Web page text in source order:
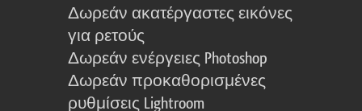
Δωρεάν ακατέργαστες εικόνες
για ρετούς
Δωρεάν ενέργειες Photoshop
Δωρεάν προκαθορισμένες
ρυθμίσεις Lightroom